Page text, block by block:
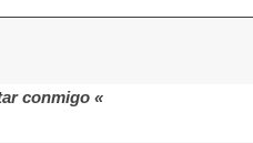
conmigo «